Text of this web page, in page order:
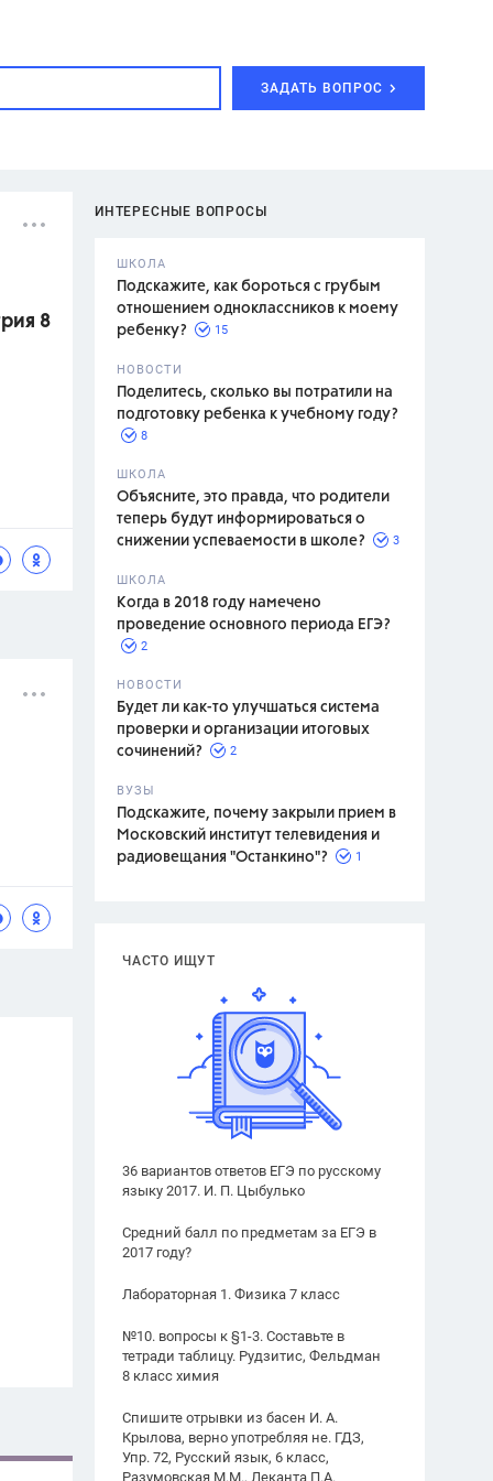
ЗАДАТЬ ВОПРОС
ИНТЕРЕСНЫЕ ВОПРОСЫ
ШКОЛА
Подскажите, как бороться с грубым
отношением одноклассников к моему
ребенку?
15
НОВОСТИ
Поделитесь, сколько вы потратили на
подготовку ребенка к учебному году?
8
ШКОЛА
Объясните, это правда, что родители
теперь будут информироваться о
снижении успеваемости в школе?
3
ШКОЛА
Когда в 2018 году намечено
проведение основного периода ЕГЭ?
2
НОВОСТИ
Будет ли как-то улучшаться система
проверки и организации итоговых
сочинений?
2
ВУЗЫ
Подскажите, почему закрыли прием в
Московский институт телевидения и
радиовещания "Останкино"?
1
ЧАСТО ИЩУТ
36 вариантов ответов ЕГЭ по русскому
языку 2017. И. П. Цыбулько
Средний балл по предметам за ЕГЭ в
2017 году?
Лабораторная 1. Физика 7 класс
№10. вопросы к §1-3. Составьте в
тетради таблицу. Рудзитис, Фельдман
8 класс химия
Спишите отрывки из басен И. А.
Крылова, верно употребляя не. ГДЗ,
Упр. 72, Русский язык, 6 класс,
Разумовская М.М., Леканта П.А.
8